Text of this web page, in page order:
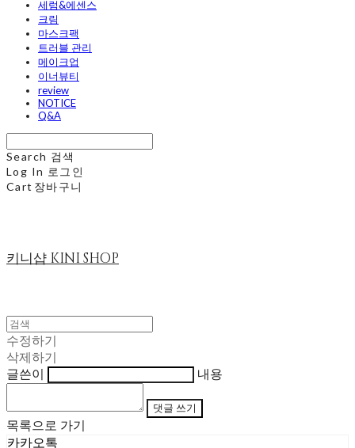
세럼&에센스
크림
마스크팩
트러블 관리
메이크업
이너뷰티
review
NOTICE
Q&A
Search 검색
Log In 로그인
Cart 장바구니
키니샵 KINI SHOP
수정하기
삭제하기
글쓴이
내용
댓글 쓰기
목록으로 가기
카카오톡